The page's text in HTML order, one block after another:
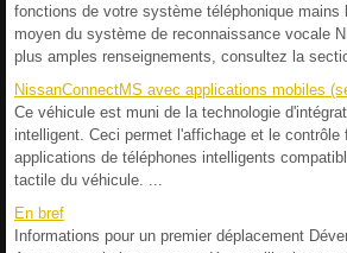
fonctions de votre système téléphonique mains
moyen du système de reconnaissance vocale
plus amples renseignements, consultez la
NissanConnectMS avec applications mobiles
Ce véhicule est muni de la technologie
intelligent. Ceci permet l'affichage et le contrôle
applications de téléphones intelligents
tactile du véhicule. ...
En bref
Informations pour un premier déplacement